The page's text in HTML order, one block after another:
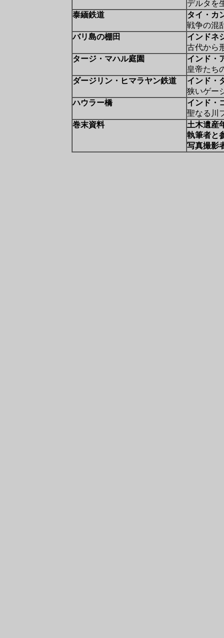
デルタを
泰緬鉄道
タイ・カ
戦争の混
バリ島の棚田
インドネ
古代から
タージ・マハル庭園
インド・
皇帝たち
ダージリン・ヒマラヤン鉄道
インド・
狭いゲー
ハウラー橋
インド・
聖なる川
巻末資料
土木遺産
執筆者と
写真撮影